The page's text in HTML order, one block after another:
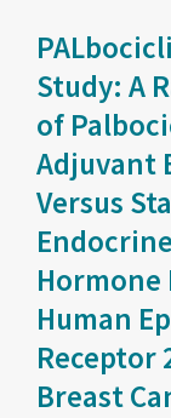
Study: A
of
Adjuvant
Versus
Hormone
Human
Receptor
Breast